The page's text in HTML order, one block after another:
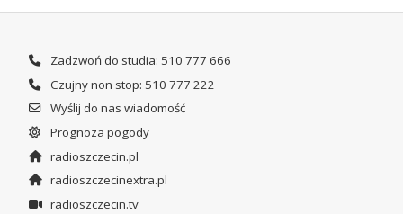
Zadzwoń do studia: 510 777 666
Czujny non stop: 510 777 222
Wyślij do nas wiadomość
Prognoza pogody
radioszczecin.pl
radioszczecinextra.pl
radioszczecin.tv